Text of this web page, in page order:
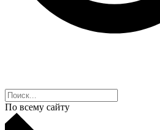
По всему сайту